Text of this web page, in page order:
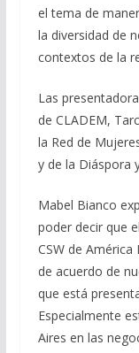
el tema de
la diversidad de
contextos de la
Las
de CLADEM,
la Red de
y de la Diáspora
Mabel Bianco
poder decir que
CSW de
de acuerdo de
que está
Especialmente
Aires en las